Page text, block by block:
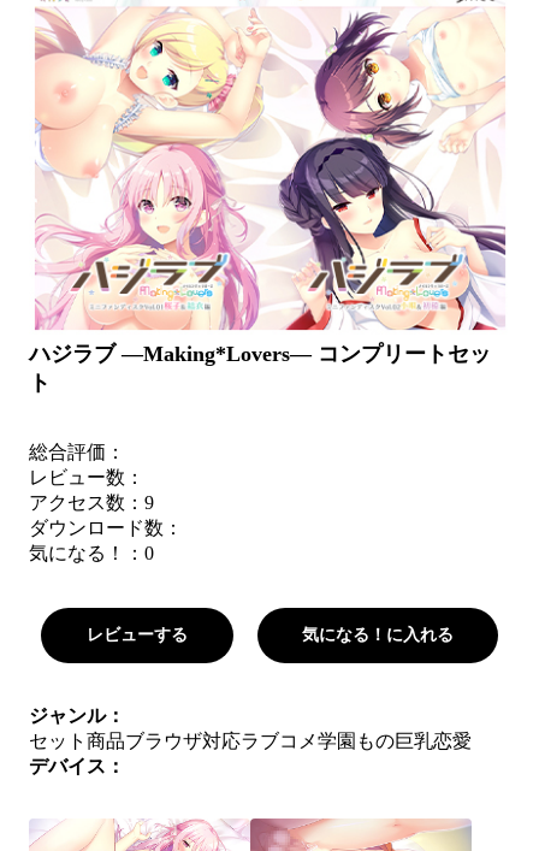
ハジラブ ―Making*Lovers― コンプリートセッ
ト
総合評価：
レビュー数：
アクセス数：9
ダウンロード数：
気になる！： 0
レビューする 気になる！に入れる
ジャンル：
セット商品ブラウザ対応ラブコメ学園もの巨乳恋愛
デバイス：